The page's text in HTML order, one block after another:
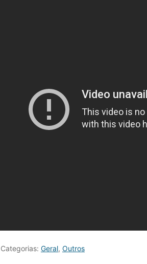
Categorias: Geral, Outros